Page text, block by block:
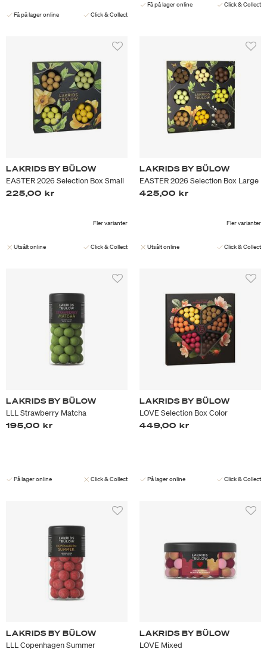
Få på lager online Click & Collect
Få på lager online Click & Collect
LAKRIDS BY BÜLOW
EASTER 2026 Selection Box Small
225,00 kr
Fler varianter
Utsålt online Click & Collect
LAKRIDS BY BÜLOW
EASTER 2026 Selection Box Large
425,00 kr
Fler varianter
Utsålt online Click & Collect
LAKRIDS BY BÜLOW
LLL Strawberry Matcha
195,00 kr
På lager online Click & Collect
LAKRIDS BY BÜLOW
LOVE Selection Box Color
449,00 kr
På lager online Click & Collect
LAKRIDS BY BÜLOW
LLL Copenhagen Summer
LAKRIDS BY BÜLOW
LOVE Mixed